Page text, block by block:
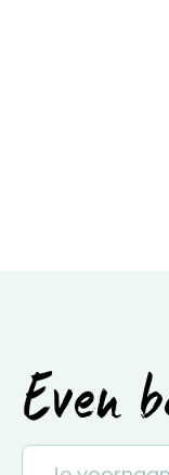
Even